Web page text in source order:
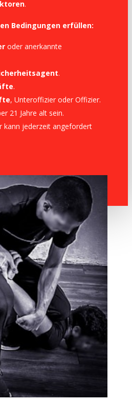
.
Bedingungen erfüllen:
oder anerkannte
.
.
, Unteroffizier oder Offizier.
21 Jahre alt sein.
kann jederzeit angefordert